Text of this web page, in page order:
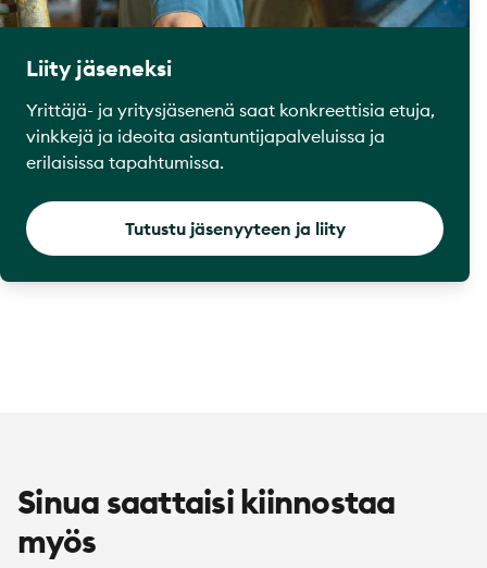
Liity jäseneksi
Yrittäjä- ja yritysjäsenenä saat konkreettisia etuja,
vinkkejä ja ideoita asiantuntijapalveluissa ja
erilaisissa tapahtumissa.
Tutustu jäsenyyteen ja liity
Sinua saattaisi kiinnostaa
myös